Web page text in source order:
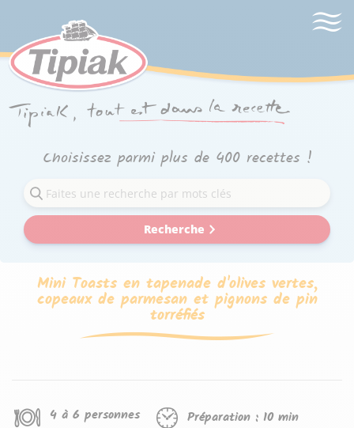
Choisissez parmi plus de 400 recettes !
Recherche
Mini Toasts en tapenade d'olives vertes,
copeaux de parmesan et pignons de pin
torréfiés
4 à 6 personnes Préparation : 10 min